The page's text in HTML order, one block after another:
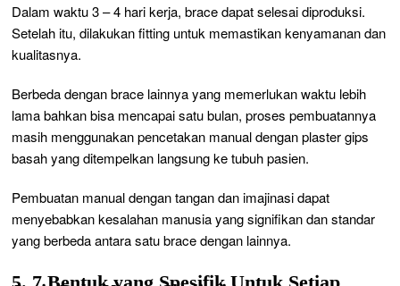
Dalam waktu 3 – 4 hari kerja, brace dapat selesai diproduksi.
Setelah itu, dilakukan fitting untuk memastikan kenyamanan dan
kualitasnya.
Berbeda dengan brace lainnya yang memerlukan waktu lebih
lama bahkan bisa mencapai satu bulan, proses pembuatannya
masih menggunakan pencetakan manual dengan plaster gips
basah yang ditempelkan langsung ke tubuh pasien.
Pembuatan manual dengan tangan dan imajinasi dapat
menyebabkan kesalahan manusia yang signifikan dan standar
yang berbeda antara satu brace dengan lainnya.